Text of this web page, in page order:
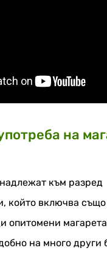
на
към разред
който включва
опитомени
на много други